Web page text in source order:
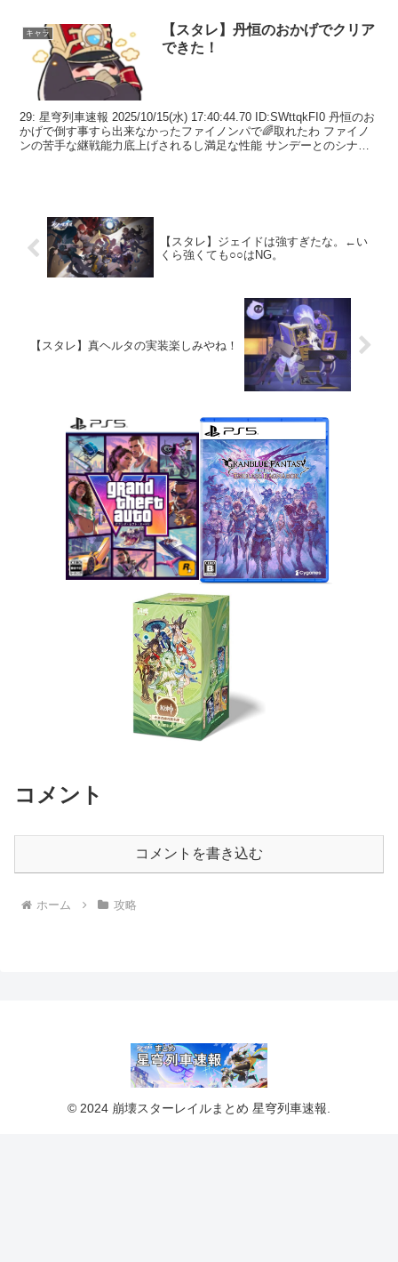
キャラ
【スタレ】丹恒のおかげでクリア
できた！
29: 星穹列車速報 2025/10/15(水) 17:40:44.70 ID:SWttqkFI0 丹恒のお
かげで倒す事すら出来なかったファイノンパで🌈取れたわ ファイノ
ンの苦手な継戦能力底上げされるし満足な性能 サンデーとのシナジ
【スタレ】ジェイドは強すぎたな。←い
くら強くても○○はNG。
【スタレ】真ヘルタの実装楽しみやね！
コメント
コメントを書き込む
ホーム 攻略
© 2024 崩壊スターレイルまとめ 星穹列車速報.